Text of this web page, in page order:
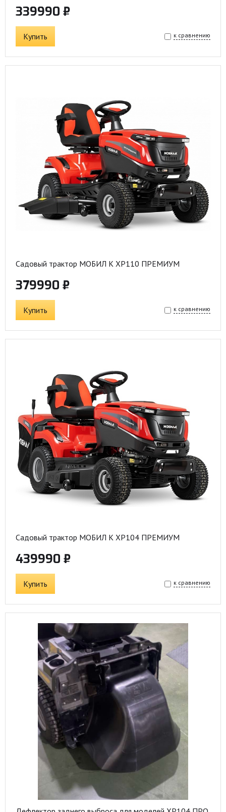
339990 ₽
Купить к сравнению
Садовый трактор МОБИЛ К XP110 ПРЕМИУМ
379990 ₽
Купить к сравнению
Садовый трактор МОБИЛ К XP104 ПРЕМИУМ
439990 ₽
Купить к сравнению